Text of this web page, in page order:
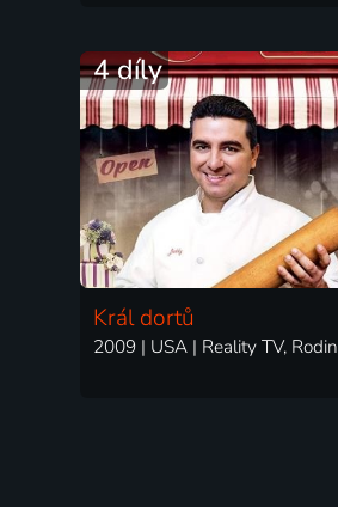
4 díly
Král dortů
2009 | USA | Reality TV,